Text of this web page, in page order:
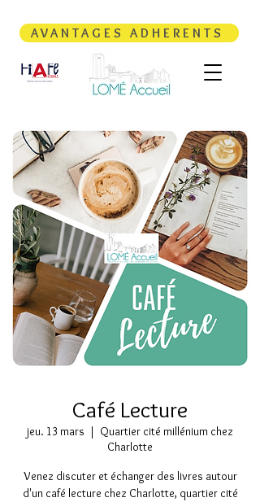
AVANTAGES ADHERENTS
Café Lecture
jeu. 13 mars
  |
Quartier cité millénium chez
Charlotte
Venez discuter et échanger des livres autour
d'un café lecture chez Charlotte, quartier cité